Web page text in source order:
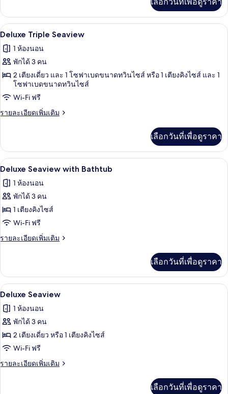
เกี่ยว
กับ
Premium
Seaview
เปิด
ภาพถ่าย
ทั้งหมด
ของ
Deluxe
Triple
Seaview
ตู้นิรภัยในห้องพัก, โต๊ะทำงาน, Wi-Fi ฟรี
4
Deluxe Triple Seaview
1 ห้องนอน
พักได้ 3 คน
2 เตียงเดี่ยว และ 1 โซฟาเบดขนาดทวินไซส์ หรือ 1 เตียงคิงไซส์ และ 1
โซฟาเบดขนาดทวินไซส์
Wi-Fi ฟรี
รายละเอียดเพิ่มเติม
ราย
เกี่ยว
กับ
Deluxe
Seaview
เลือกวันที่เพื่อดูราคา
เปิด
ภาพถ่าย
ทั้งหมด
ของ
Deluxe
Seaview
with
ตู้นิรภัยในห้องพัก, โต๊ะทำงาน, Wi-Fi ฟรี
5
Deluxe Seaview with Bathtub
1 ห้องนอน
พักได้ 3 คน
1 เตียงคิงไซส์
Wi-Fi ฟรี
รายละเอียดเพิ่มเติม
ราย
เกี่ยว
กับ
Deluxe
with
Bathtub
เลือกวันที่เพื่อดูราคา
เปิด
ภาพถ่าย
ทั้งหมด
ของ
Deluxe
Seaview
ตู้นิรภัยในห้องพัก, โต๊ะทำงาน, Wi-Fi ฟรี
4
Deluxe Seaview
1 ห้องนอน
พักได้ 3 คน
2 เตียงเดี่ยว หรือ 1 เตียงคิงไซส์
Wi-Fi ฟรี
รายละเอียดเพิ่มเติม
ราย
เลือกวันที่เพื่อดูราคา